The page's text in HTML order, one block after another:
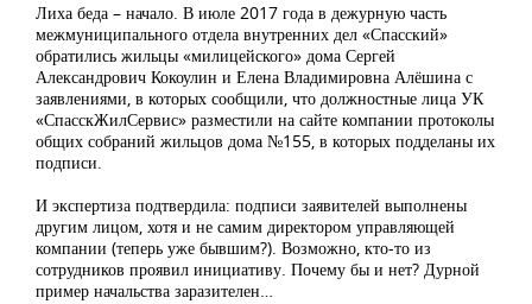
Лиха беда – начало. В июле 2017 года в дежурную часть
межмуниципального отдела внутренних дел «Спасский»
обратились жильцы «милицейского» дома Сергей
Александрович Кокоулин и Елена Владимировна Алёшина с
заявлениями, в которых сообщили, что должностные лица УК
«СпасскЖилСервис» разместили на сайте компании протоколы
общих собраний жильцов дома №155, в которых подделаны их
подписи.
И экспертиза подтвердила: подписи заявителей выполнены
другим лицом, хотя и не самим директором управляющей
компании (теперь уже бывшим?). Возможно, кто-то из
сотрудников проявил инициативу. Почему бы и нет? Дурной
пример начальства заразителен…